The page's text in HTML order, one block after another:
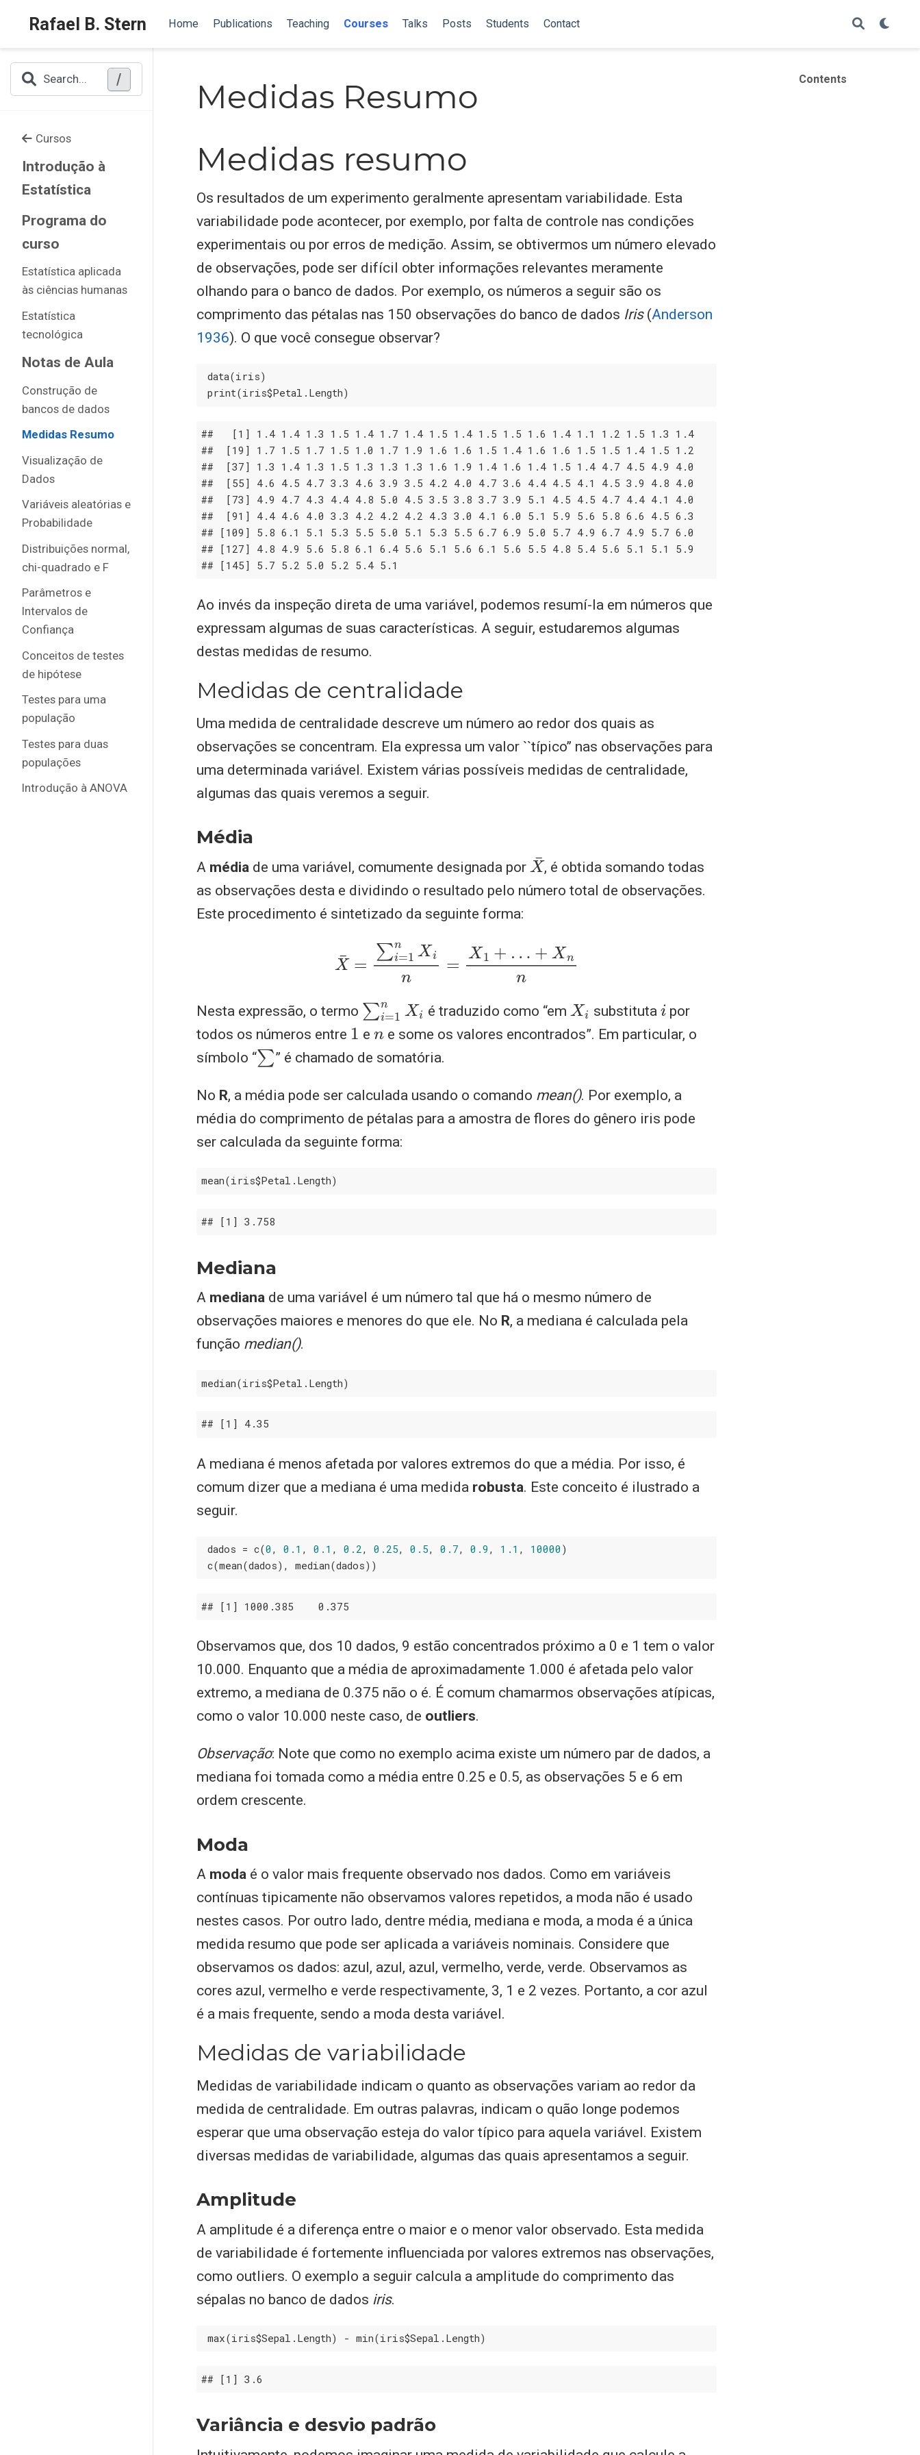
Rafael B. Stern Home Publications Teaching Courses Talks Posts Students Contact
Search... /
Cursos
Introdução à
Estatística
Programa do
curso
Estatística aplicada
às ciências humanas
Estatística
tecnológica
Notas de Aula
Construção de
bancos de dados
Medidas Resumo
Visualização de
Dados
Variáveis aleatórias e
Probabilidade
Distribuições normal,
chi-quadrado e F
Parâmetros e
Intervalos de
Confiança
Conceitos de testes
de hipótese
Testes para uma
população
Testes para duas
populações
Introdução à ANOVA
Contents
Medidas Resumo
Medidas resumo
Os resultados de um experimento geralmente apresentam variabilidade. Esta
variabilidade pode acontecer, por exemplo, por falta de controle nas condições
experimentais ou por erros de medição. Assim, se obtivermos um número elevado
de observações, pode ser difícil obter informações relevantes meramente
olhando para o banco de dados. Por exemplo, os números a seguir são os
comprimento das pétalas nas 150 observações do banco de dados Iris (Anderson
1936). O que você consegue observar?
data(iris)
print(iris$Petal.Length)
## [1] 1 .4 1 .4 1 .3 1 .5 1 .4 1 .7 1 .4 1 .5 1 .4 1 .5 1 .5 1 .6 1 .4 1 .1 1 .2 1 .5 1 .3 1 .4
## [19] 1 .7 1 .5 1 .7 1 .5 1 .0 1 .7 1 .9 1 .6 1 .6 1 .5 1 .4 1 .6 1 .6 1 .5 1 .5 1 .4 1 .5 1 .2
## [37] 1 .3 1 .4 1 .3 1 .5 1 .3 1 .3 1 .3 1 .6 1 .9 1 .4 1 .6 1 .4 1 .5 1 .4 4 .7 4 .5 4 .9 4 .0
## [55] 4 .6 4 .5 4 .7 3 .3 4 .6 3 .9 3 .5 4 .2 4 .0 4 .7 3 .6 4 .4 4 .5 4 .1 4 .5 3 .9 4 .8 4 .0
## [73] 4 .9 4 .7 4 .3 4 .4 4 .8 5 .0 4 .5 3 .5 3 .8 3 .7 3 .9 5 .1 4 .5 4 .5 4 .7 4 .4 4 .1 4 .0
## [91] 4 .4 4 .6 4 .0 3 .3 4 .2 4 .2 4 .2 4 .3 3 .0 4 .1 6 .0 5 .1 5 .9 5 .6 5 .8 6 .6 4 .5 6 .3
## [109] 5 .8 6 .1 5 .1 5 .3 5 .5 5 .0 5 .1 5 .3 5 .5 6 .7 6 .9 5 .0 5 .7 4 .9 6 .7 4 .9 5 .7 6 .0
## [127] 4 .8 4 .9 5 .6 5 .8 6 .1 6 .4 5 .6 5 .1 5 .6 6 .1 5 .6 5 .5 4 .8 5 .4 5 .6 5 .1 5 .1 5 .9
## [145] 5 .7 5 .2 5 .0 5 .2 5 .4 5 .1
Ao invés da inspeção direta de uma variável, podemos resumí-la em números que
expressam algumas de suas características. A seguir, estudaremos algumas
destas medidas de resumo.
Medidas de centralidade
Uma medida de centralidade descreve um número ao redor dos quais as
observações se concentram. Ela expressa um valor ``típico’’ nas observações para
uma determinada variável. Existem várias possíveis medidas de centralidade,
algumas das quais veremos a seguir.
Média
A média de uma variável, comumente designada por
X
¯
, é obtida somando todas
as observações desta e dividindo o resultado pelo número total de observações.
Este procedimento é sintetizado da seguinte forma:
¯=∑ 1n X1 … n
Nesta expressão, o termo
∑i=1 Xi
é traduzido como “em
Xi
substituta
i
por
todos os números entre
1
e
n
e some os valores encontrados”. Em particular, o
símbolo “
∑
” é chamado de somatória.
No R, a média pode ser calculada usando o comando mean(). Por exemplo, a
média do comprimento de pétalas para a amostra de flores do gênero iris pode
ser calculada da seguinte forma:
mean(iris$Petal.Length)
## [1] 3 .758
Mediana
A mediana de uma variável é um número tal que há o mesmo número de
observações maiores e menores do que ele. No R, a mediana é calculada pela
função median().
median(iris$Petal.Length)
## [1] 4 .35
A mediana é menos afetada por valores extremos do que a média. Por isso, é
comum dizer que a mediana é uma medida robusta. Este conceito é ilustrado a
seguir.
dados = c(0 , 0.1 , 0.1 , 0.2, 0.25, 0.5, 0.7, 0.9 , 1.1 , 10000 )
c(mean(dados), median(dados))
## [1] 1000 .385
    0
.375
Observamos que, dos 10 dados, 9 estão concentrados próximo a 0 e 1 tem o valor
10.000. Enquanto que a média de aproximadamente 1.000 é afetada pelo valor
extremo, a mediana de 0.375 não o é. É comum chamarmos observações atípicas,
como o valor 10.000 neste caso, de outliers.
Observação: Note que como no exemplo acima existe um número par de dados, a
mediana foi tomada como a média entre 0.25 e 0.5, as observações 5 e 6 em
ordem crescente.
Moda
A moda é o valor mais frequente observado nos dados. Como em variáveis
contínuas tipicamente não observamos valores repetidos, a moda não é usado
nestes casos. Por outro lado, dentre média, mediana e moda, a moda é a única
medida resumo que pode ser aplicada a variáveis nominais. Considere que
observamos os dados: azul, azul, azul, vermelho, verde, verde. Observamos as
cores azul, vermelho e verde respectivamente, 3, 1 e 2 vezes. Portanto, a cor azul
é a mais frequente, sendo a moda desta variável.
Medidas de variabilidade
Medidas de variabilidade indicam o quanto as observações variam ao redor da
medida de centralidade. Em outras palavras, indicam o quão longe podemos
esperar que uma observação esteja do valor típico para aquela variável. Existem
diversas medidas de variabilidade, algumas das quais apresentamos a seguir.
Amplitude
A amplitude é a diferença entre o maior e o menor valor observado. Esta medida
de variabilidade é fortemente influenciada por valores extremos nas observações,
como outliers. O exemplo a seguir calcula a amplitude do comprimento das
sépalas no banco de dados iris.
max(iris$Sepal.Length) - min(iris$Sepal.Length)
## [1] 3 .6
Variância e desvio padrão